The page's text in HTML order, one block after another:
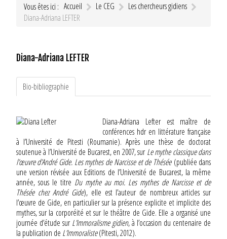
Vous êtes ici : Accueil Le CEG
Les chercheurs gidiens
Diana-Adriana LEFTER
Diana-Adriana LEFTER
Bio-bibliographie
Diana-Adriana Lefter est maître de
conférences hdr en littérature française
à l’Université de Pitesti (Roumanie). Après une thèse de doctorat
soutenue à l’Université de Bucarest, en 2007, surLe mythe classique dans
l’œuvre d’André Gide. Les mythes de Narcisse et de Thésée (publiée dans
une version révisée aux Editions de l’Université de Bucarest, la même
année, sous le titre Du mythe au moi. Les mythes de Narcisse et de
Thésée chez André Gide), elle est l’auteur de nombreux articles sur
l’œuvre de Gide, en particulier sur la présence explicite et implicite des
mythes, sur la corporéité et sur le théâtre de Gide. Elle a organisé une
journée d’étude surL’Immoralisme gidien, à l’occasion du centenaire de
la publication de L’Immoraliste(Pitesti, 2012).